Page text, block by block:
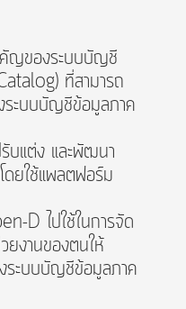
คัญของระบบบัญชี
ที่สามารถ
ระบบบัญชีข้อมูลภาค
บแต่ง และพัฒนา
ยใช้แพลตฟอร์ม
D ไปใช้ในการจัด
งานของตนให้
ระบบบัญชีข้อมูลภาค